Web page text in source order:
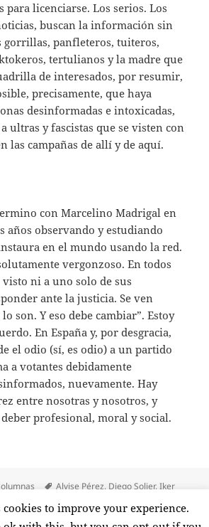
para licenciarse. Los serios. Los
buscan la información sin
gorrillas, panfleteros, tuiteros,
tertulianos y la madre que
de interesados, por resumir,
precisamente, que haya
desinformadas e intoxicadas,
ultras y fascistas que se visten con
las campañas de allí y de aquí.
con Marcelino Madrigal en
años observando y estudiando
en el mundo usando la red.
vergonzoso. En todos
visto ni a uno solo de sus
ante la justicia. Se ven
son. Y eso debe cambiar”. Estoy
En España y, por desgracia,
el odio (sí, es odio) a un partido
a votantes debidamente
nuevamente. Hay
entre nosotras y nosotros, y
profesional, moral y social.
Etiquetas
Alvise Pérez, Diego Solier,Iker
,X
cookies to improve your experience.